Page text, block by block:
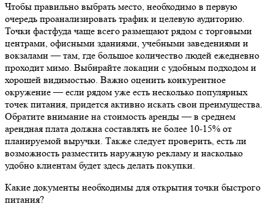
Чтобы правильно выбрать место, необходимо в первую
очередь проанализировать трафик и целевую аудиторию.
Точки фастфуда чаще всего размещают рядом с торговыми
центрами, офисными зданиями, учебными заведениями и
вокзалами — там, где большое количество людей ежедневно
проходит мимо. Выбирайте локации с удобным подходом и
хорошей видимостью. Важно оценить конкурентное
окружение — если рядом уже есть несколько популярных
точек питания, придется активно искать свои преимущества.
Обратите внимание на стоимость аренды — в среднем
арендная плата должна составлять не более 10-15% от
планируемой выручки. Также следует проверить, есть ли
возможность разместить наружную рекламу и насколько
удобно клиентам будет здесь делать покупки.
Какие документы необходимы для открытия точки быстрого
питания?